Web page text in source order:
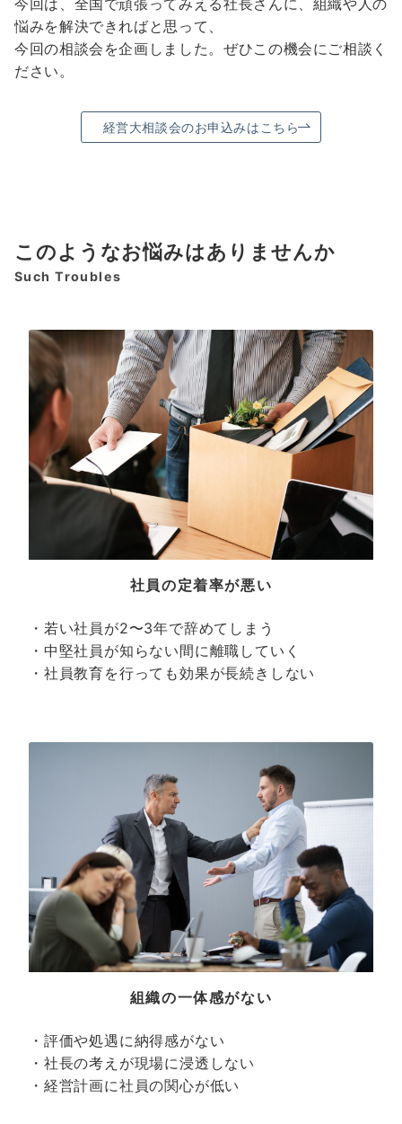
悩みを解決できればと思って、
今回の相談会を企画しました。ぜひこの機会にご相談く
ださい。
経営大相談会のお申込みはこちら
このようなお悩みはありませんか
Such Troubles
社員の定着率が悪い
・若い社員が2〜3年で辞めてしまう
・中堅社員が知らない間に離職していく
・社員教育を行っても効果が長続きしない
組織の一体感がない
・評価や処遇に納得感がない
・社長の考えが現場に浸透しない
・経営計画に社員の関心が低い